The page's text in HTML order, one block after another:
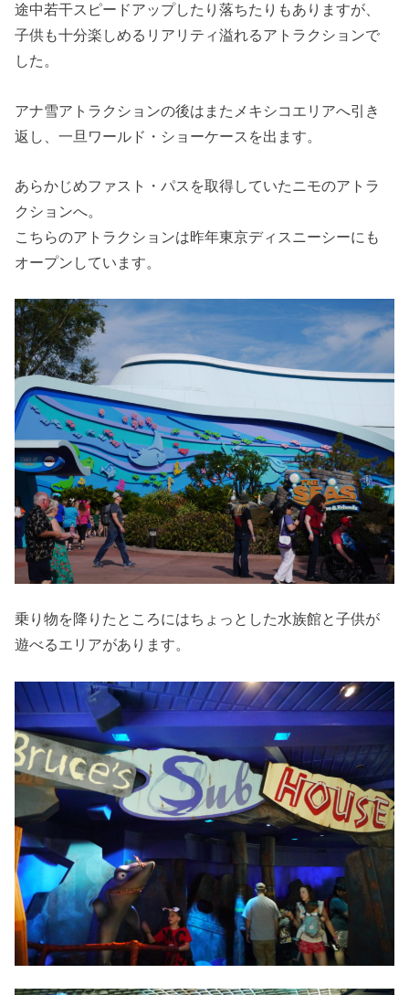
途中若干スピードアップしたり落ちたりもありますが、
子供も十分楽しめるリアリティ溢れるアトラクションで
した。
アナ雪アトラクションの後はまたメキシコエリアへ引き
返し、一旦ワールド・ショーケースを出ます。
あらかじめファスト・パスを取得していたニモのアトラ
クションへ。
こちらのアトラクションは昨年東京ディスニーシーにも
オープンしています。
乗り物を降りたところにはちょっとした水族館と子供が
遊べるエリアがあります。